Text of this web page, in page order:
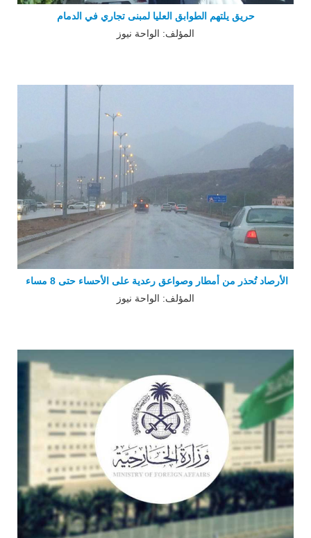
حريق يلتهم الطوابق العليا لمبنى تجاري في الدمام
المؤلف: الواحة نيوز
الأرصاد تُحذر من أمطار وصواعق رعدية على الأحساء حتى 8 مساء
المؤلف: الواحة نيوز